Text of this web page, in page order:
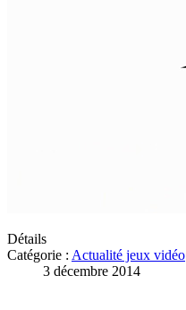
Détails
Catégorie : Actualité jeux vidéo
3 décembre 2014